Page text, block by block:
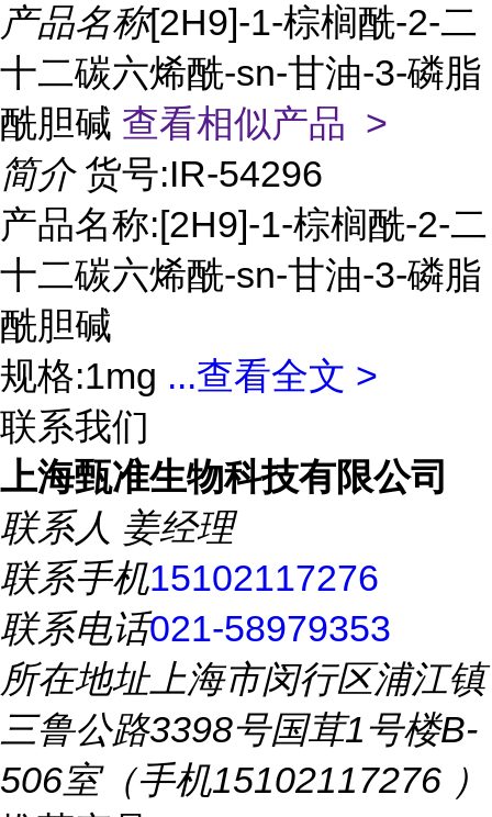
产品名称[2H9]-1-棕榈酰-2-二
十二碳六烯酰-sn-甘油-3-磷脂
酰胆碱 查看相似产品 >
简介 货号:IR-54296
产品名称:[2H9]-1-棕榈酰-2-二
十二碳六烯酰-sn-甘油-3-磷脂
酰胆碱
规格:1mg ...查看全文 >
联系我们
上海甄准生物科技有限公司
联系人 姜经理
联系手机15102117276
联系电话021-58979353
所在地址上海市闵行区浦江镇
三鲁公路3398号国茸1号楼B-
506室（手机15102117276 ）